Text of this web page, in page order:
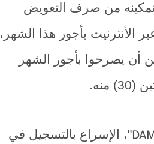
تمكينه من صرف التعويض
الأنترنيت بأجور هذا الشهر،
أن يصرحوا بأجور الشهر
منه.
"، الإسراع بالتسجيل في